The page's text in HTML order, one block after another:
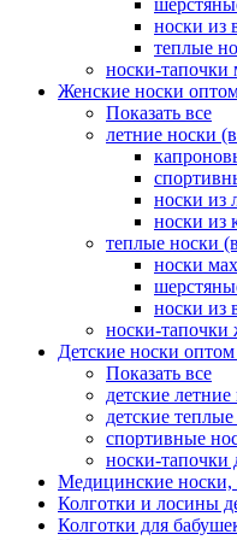
носки из
теплые
носки-тапочки
Женские носки
Показать все
летние носки
носки из
носки из
теплые носки
носки
носки из
носки-тапочки
Детские носки
Показать все
детские летние
детские
спортивные
носки-тапочки
Медицинские носки,
Колготки и лосины
Колготки для